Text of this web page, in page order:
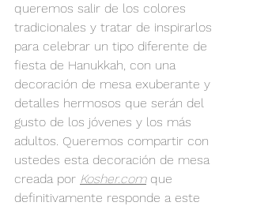
queremos salir de los colores
tradicionales y tratar de inspirarlos
para celebrar un tipo diferente de
fiesta de Hanukkah, con una
decoración de mesa exuberante y
detalles hermosos que serán del
gusto de los jóvenes y los más
adultos. Queremos compartir con
ustedes esta decoración de mesa
creada por Kosher.com que
definitivamente responde a este